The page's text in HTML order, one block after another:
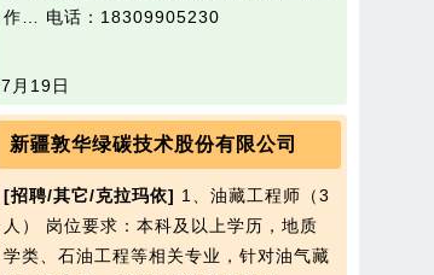
作… 电话：18309905230
7月19日
新疆敦华绿碳技术股份有限公司
[招聘/其它/克拉玛依] 1、油藏工程师（3
人） 岗位要求：本科及以上学历，地质
学类、石油工程等相关专业，针对油气藏